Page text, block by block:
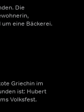
Die
eine Bäckerei.
Griechin im
ist: Hubert
Volksfest.